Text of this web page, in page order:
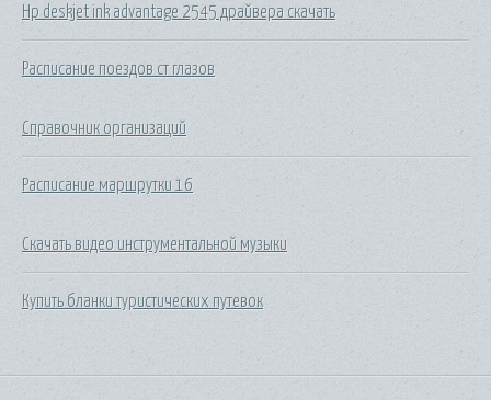
Hp deskjet ink advantage 2545 драйвера скачать
Расписание поездов ст глазов
Справочник организаций
Расписание маршрутки 16
Скачать видео инструментальной музыки
Купить бланки туристических путевок